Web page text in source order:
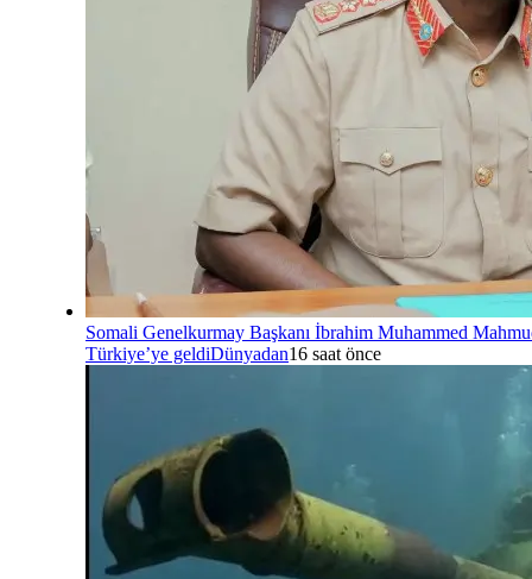
Somali Genelkurmay Başkanı İbrahim Muhammed
Türkiye’ye geldiDünyadan16 saat önce